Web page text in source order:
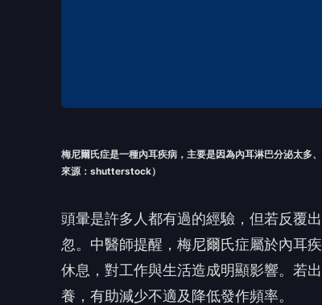
梅尼爾氏症是一種內耳疾病，主要是因為內耳淋巴分泌太多
來源：shutterstock）
頭暈是許多人都有過的經驗，但若反覆
忽。中醫師提醒，梅尼爾氏症屬於內耳
休息，對工作與生活造成明顯影響。若
養，有助減少不適及降低發作頻率。